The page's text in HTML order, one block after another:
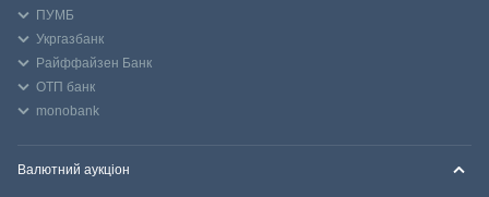
ПУМБ
Укргазбанк
Райффайзен Банк
ОТП банк
monobank
Валютний аукціон